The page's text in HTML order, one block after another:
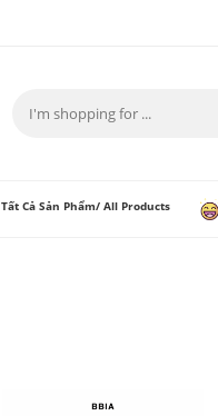
Tất Cả Sản Phẩm/ All Products